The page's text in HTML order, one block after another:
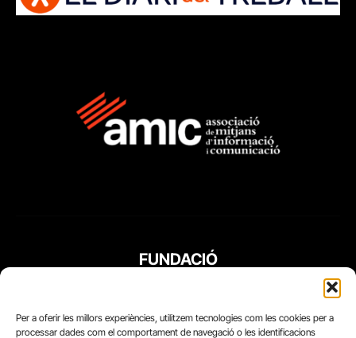
Per a oferir les millors experiències, utilitzem tecnologies com les cookies per a
processar dades com el comportament de navegació o les identificacions
FUNDACIÓ